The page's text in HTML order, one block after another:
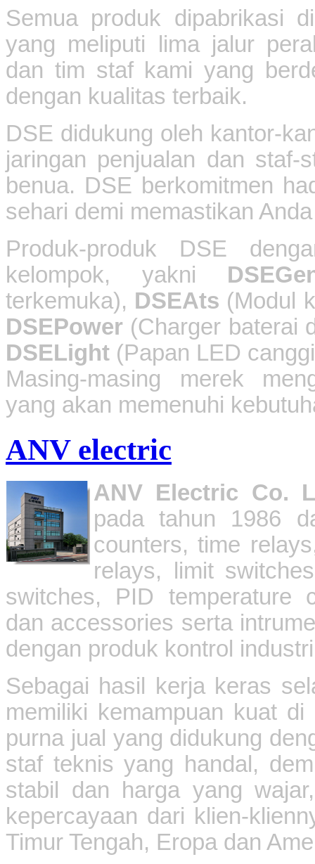
Semua produk dipabrikasi
yang meliputi lima jalur
dan tim staf kami yang
dengan kualitas terbaik.
DSE didukung oleh kantor-
jaringan penjualan dan
benua. DSE berkomitmen
sehari demi memastikan
Produk-produk DSE
kelompok, yakni
terkemuka), DSEAts (Modul
DSEPower (Charger baterai
DSELight (Papan LED
Masing-masing merek
yang akan memenuhi
ANV electric
ANV Electric Co.
pada tahun 1986
counters, time
relays, limit
switches, PID temperature
dan accessories serta
dengan produk kontrol
Sebagai hasil kerja keras
memiliki kemampuan kuat
purna jual yang didukung
staf teknis yang handal,
stabil dan harga yang
kepercayaan dari klien-
Timur Tengah, Eropa dan